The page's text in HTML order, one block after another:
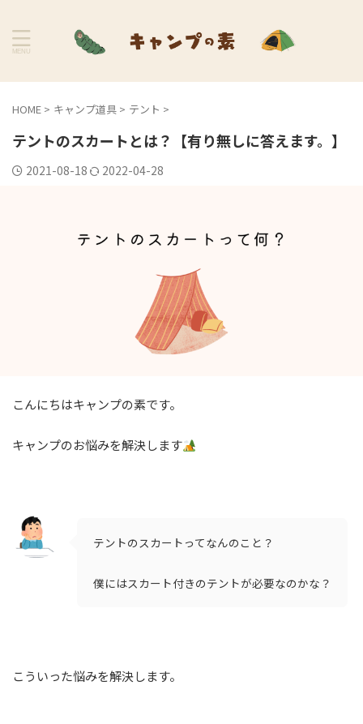
HOME > キャンプ道具 > テント >
テントのスカートとは？【有り無しに答えます。】
2021-08-18 2022-04-28
こんにちはキャンプの素です。
キャンプのお悩みを解決します
テントのスカートってなんのこと？
僕にはスカート付きのテントが必要なのかな？
こういった悩みを解決します。